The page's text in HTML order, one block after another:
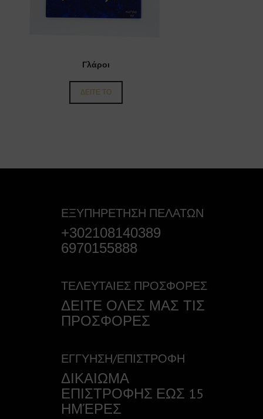
Γλάροι
ΔΕΙΤΕ ΤΟ
ΕΞΥΠΗΡΕΤΗΣΗ ΠΕΛΑΤΩΝ
+302108140389
6970155888
ΤΕΛΕΥΤΑΙΕΣ ΠΡΟΣΦΟΡΕΣ
ΔΕΙΤΕ ΟΛΕΣ ΜΑΣ ΤΙΣ
ΠΡΟΣΦΟΡΕΣ
ΕΓΓΥΗΣΗ/ΕΠΙΣΤΡΟΦΗ
ΔΙΚΑΙΩΜΑ
ΕΠΙΣΤΡΟΦΗΣ ΕΩΣ 15
ΗΜΈΡΕΣ